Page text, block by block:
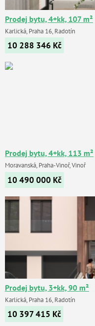
Prodej bytu, 4+kk, 107 m²
Karlická, Praha 16, Radotín
10 288 346 Kč
Prodej bytu, 4+kk, 113 m²
Moravanská, Praha-Vinoř, Vinoř
10 490 000 Kč
Prodej bytu, 3+kk, 90 m²
Karlická, Praha 16, Radotín
10 397 415 Kč